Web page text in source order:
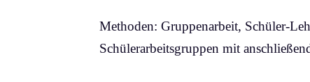
Methoden: Gruppenarbeit, Schüler-
Schülerarbeitsgruppen mit